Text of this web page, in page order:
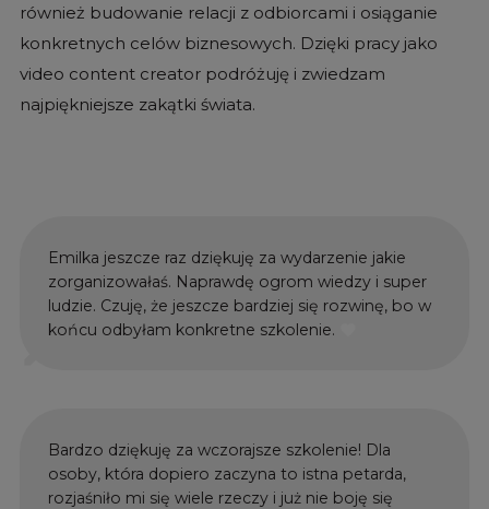
również budowanie relacji z odbiorcami i osiąganie
konkretnych celów biznesowych. Dzięki pracy jako
video content creator podróżuję i zwiedzam
najpiękniejsze zakątki świata.
Emilka jeszcze raz dziękuję za wydarzenie jakie
zorganizowałaś. Naprawdę ogrom wiedzy i super
ludzie. Czuję, że jeszcze bardziej się rozwinę, bo w
końcu odbyłam konkretne szkolenie.
Bardzo dziękuję za wczorajsze szkolenie! Dla
osoby, która dopiero zaczyna to istna petarda,
rozjaśniło mi się wiele rzeczy i już nie boję się